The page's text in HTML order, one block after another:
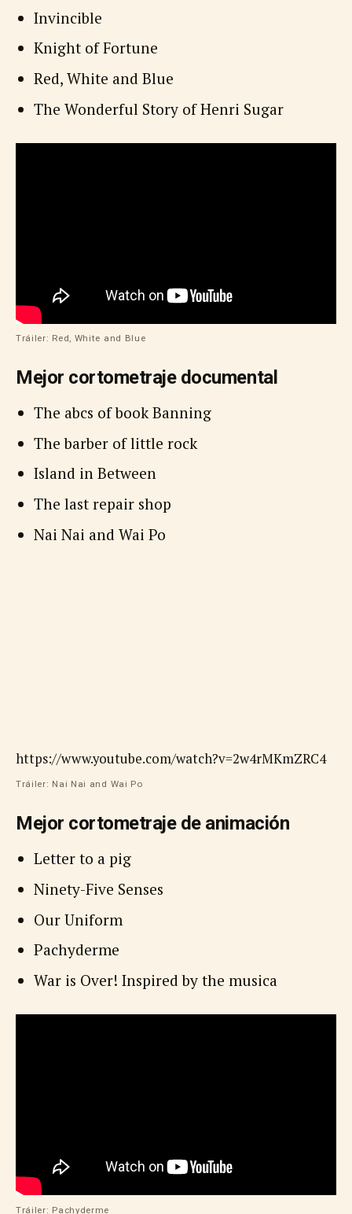
Invincible
Knight of Fortune
Red, White and Blue
The Wonderful Story of Henri Sugar
Tráiler: Red, White and Blue
Mejor cortometraje documental
The abcs of book Banning
The barber of little rock
Island in Between
The last repair shop
Nai Nai and Wai Po
https://www.youtube.com/watch?v=2w4rMKmZRC4
Tráiler: Nai Nai and Wai Po
Mejor cortometraje de animación
Letter to a pig
Ninety-Five Senses
Our Uniform
Pachyderme
War is Over! Inspired by the musica
Tráiler: Pachyderme